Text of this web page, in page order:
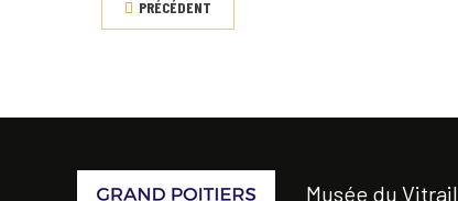
PRÉCÉDENT
Musée du Vitrail